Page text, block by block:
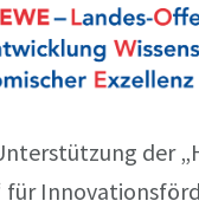
der
für